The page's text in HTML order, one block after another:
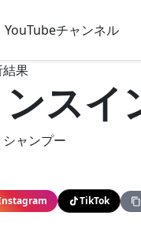
YouTubeチャンネル
果
スイ
ャンプー
TikTok